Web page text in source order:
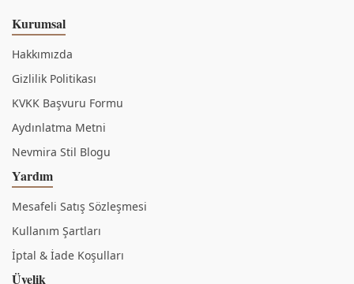
Kurumsal
Hakkımızda
Gizlilik Politikası
KVKK Başvuru Formu
Aydınlatma Metni
Nevmira Stil Blogu
Yardım
Mesafeli Satış Sözleşmesi
Kullanım Şartları
İptal & İade Koşulları
Üyelik